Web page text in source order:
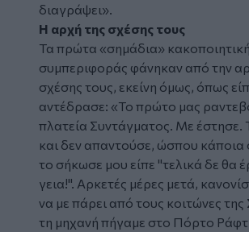
διαγράψει».
Η αρχή της σχέσης τους
Τα πρώτα «σημάδια»
συμπεριφοράς φάνηκαν από την
σχέσης τους, εκείνη όμως, όπως
αντέδρασε: «Το πρώτο μας
πλατεία Συντάγματος. Με έστησε.
και δεν απαντούσε, ώσπου κάποια
το σήκωσε μου είπε "τελικά δε θα
γεια!". Αρκετές μέρες μετά,
να με πάρει από τους κοιτώνες
τη μηχανή πήγαμε στο Πόρτο